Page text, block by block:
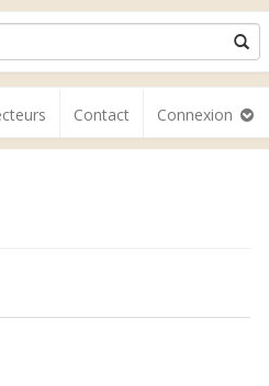
Contact Connexion